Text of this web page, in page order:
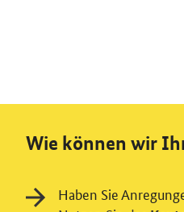
Wie können wir
Haben Sie